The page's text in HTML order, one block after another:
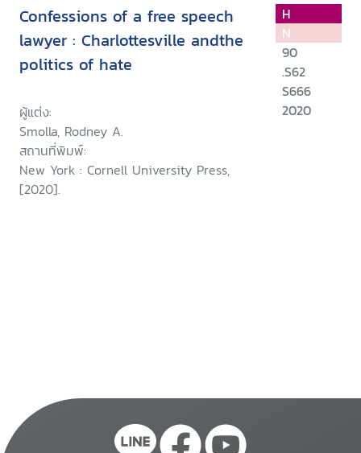
Confessions of a free speech
lawyer : Charlottesville andthe
politics of hate
ผู้แต่ง:
Smolla, Rodney A.
สถานที่พิมพ์:
New York : Cornell University Press,
[2020].
H
N
90
.S62
S666
2020